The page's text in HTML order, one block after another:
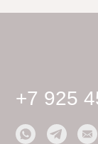
Контакты